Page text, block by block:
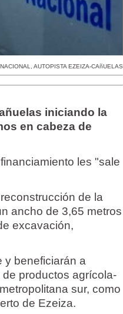
,AUTOPISTA EZEIZA-CAñUELAS
iniciando la
en cabeza de
les "sale
de la
ancho de 3,65 metros
excavación,
y beneficiarán a
productos agrícola-
sur, como
de Ezeiza.